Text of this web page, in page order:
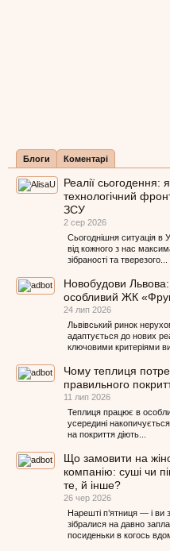
Блоги Коментарі
Реалії сьогодення:
технологічний
ЗСУ
2 сер 2026
Сьогоднішня ситуація в
від кожного з нас
зібраності та тверезого...
Новобудови
особливий ЖК
24 лип 2026
Львівський ринок
адаптується до нових
ключовими критеріями
Чому теплиця
правильного
11 лип 2026
Теплиця працює в
усередині
на покриття діють...
Що замовити на
компанію: суші чи
те, й інше?
26 чер 2026
Нарешті п’ятниця — і ви
зібралися на давно
посиденьки в когось